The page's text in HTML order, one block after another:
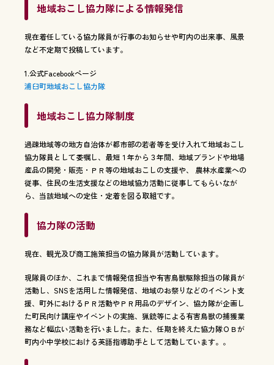
地域おこし協力隊による情報発信
現在着任している協力隊員が行事のお知らせや町内の出来事、風景
など不定期で投稿しています。
1.公式Facebookページ
浦臼町地域おこし協力隊
地域おこし協力隊制度
過疎地域等の地方自治体が都市部の若者等を受け入れて地域おこし
協力隊員として委嘱し、最短１年から３年間、地域ブランドや地場
産品の開発・販売・ＰＲ等の地域おこしの支援や、 農林水産業への
従事、住民の生活支援などの地域協力活動に従事してもらいなが
ら、当該地域への定住・定着を図る取組です。
協力隊の活動
現在、観光及び商工施策担当の協力隊員が活動しています。
現隊員のほか、これまで情報発信担当や有害鳥獣駆除担当の隊員が
活動し、SNSを活用した情報発信、地域のお祭りなどのイベント支
援、町外におけるＰＲ活動やＰＲ用品のデザイン、協力隊が企画し
た町民向け講座やイベントの実施、猟銃等による有害鳥獣の捕獲業
務など幅広い活動を行いました。また、任期を終えた協力隊ＯＢが
町内小中学校における英語指導助手として活動しています。。